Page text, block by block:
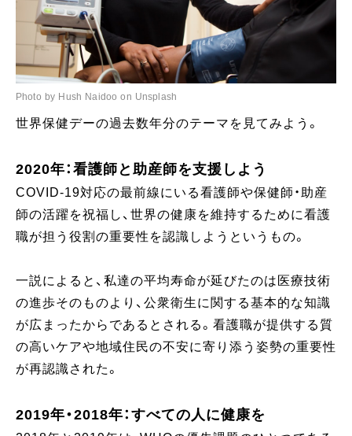
Photo by Hush Naidoo on Unsplash
世界保健デーの過去数年分のテーマを見てみよう。
2020年：看護師と助産師を支援しよう
COVID-19対応の最前線にいる看護師や保健師・助産
師の活躍を祝福し、世界の健康を維持するために看護
職が担う役割の重要性を認識しようというもの。
一説によると、私達の平均寿命が延びたのは医療技術
の進歩そのものより、公衆衛生に関する基本的な知識
が広まったからであるとされる。看護職が提供する質
の高いケアや地域住民の不安に寄り添う姿勢の重要性
が再認識された。
2019年・2018年：すべての人に健康を